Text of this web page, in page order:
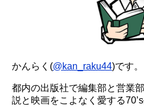
かんらく(@kan_raku44)です。
都内の出版社で編集部と営業
説と映画をこよなく愛する70’s